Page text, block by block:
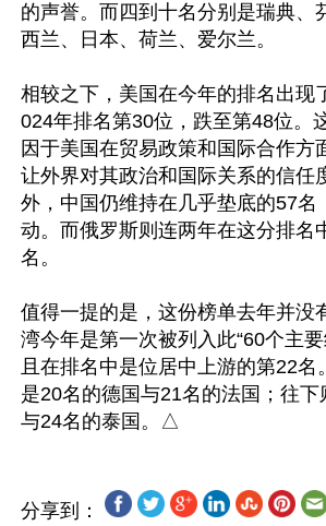
的声誉。而四到十名分别是瑞典、
西兰、日本、荷兰、爱尔兰。
相较之下，美国在今年的排名出现
024年排名第30位，跌至第48位。
因于美国在贸易政策和国际合作方
让外界对其政治和国际关系的信任
外，中国仍维持在几乎垫底的57名
动。而俄罗斯则连两年在这分排名
名。
值得一提的是，这份榜单去年并没
湾今年是第一次被列入此“60个主
且在排名中是位居中上游的第22名
是20名的德国与21名的法国；往下
分享到：